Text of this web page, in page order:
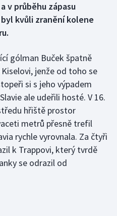
v průběhu zápasu
kvůli zranění kolene
gólman Buček špatně
jenže od toho se
si s jeho výpadem
ale udeřili hosté. V 16.
hřiště prostor
metrů přesně trefil
rychle vyrovnala. Za čtyři
k Trappovi, který tvrdě
se odrazil od